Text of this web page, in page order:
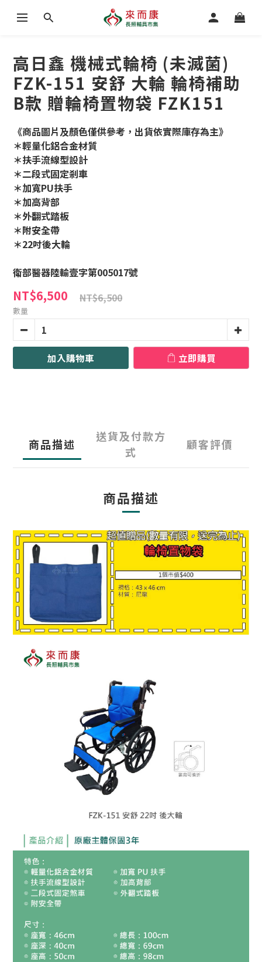
高日鑫 機械式輪椅 (未滅菌)
FZK-151 安舒 大輪 輪椅補助
B款 贈輪椅置物袋 FZK151
《商品圖片及顏色僅供參考，出貨依實際庫存為主》
＊輕量化鋁合金材質
＊扶手流線型設計
＊二段式固定剎車
＊加寬PU扶手
＊加高背部
＊外翻式踏板
＊附安全帶
＊22吋後大輪
衛部醫器陸輸壹字第005017號
NT$6,500 NT$6,500
數量
加入購物車 立即購買
商品描述
送貨及付款方
式
顧客評價
商品描述